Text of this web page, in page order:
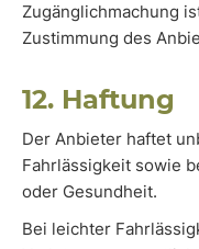
Zugänglichmachung
Zustimmung des
12. Haftung
Der Anbieter haftet
Fahrlässigkeit sowie
oder Gesundheit.
Bei leichter